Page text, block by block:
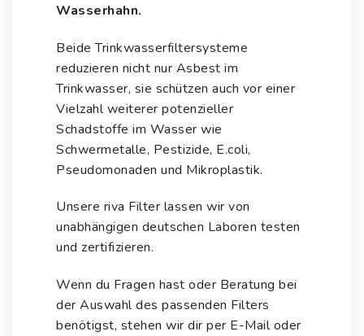
Wasserhahn.
Beide Trinkwasserfiltersysteme
reduzieren nicht nur Asbest im
Trinkwasser, sie schützen auch vor einer
Vielzahl weiterer potenzieller
Schadstoffe im Wasser wie
Schwermetalle, Pestizide, E.coli,
Pseudomonaden und Mikroplastik.
Unsere riva Filter lassen wir von
unabhängigen deutschen Laboren testen
und zertifizieren.
Wenn du Fragen hast oder Beratung bei
der Auswahl des passenden Filters
benötigst, stehen wir dir per E-Mail oder